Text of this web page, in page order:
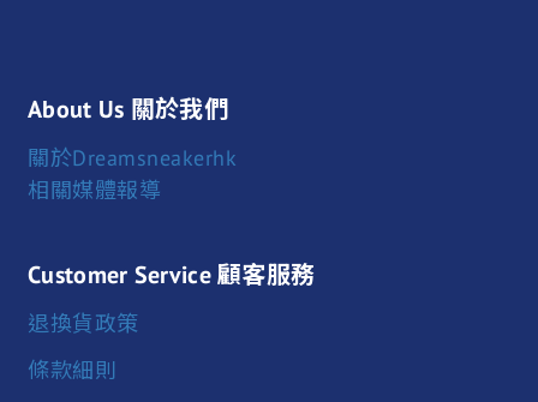
About Us 關於我們
關於Dreamsneakerhk
相關媒體報導
Customer Service 顧客服務
退換貨政策
條款細則